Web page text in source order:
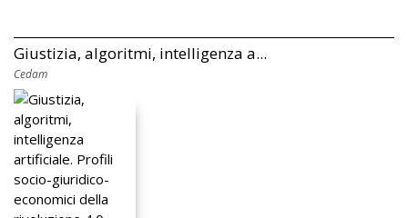
Giustizia, algoritmi, intelligenza a...
Cedam